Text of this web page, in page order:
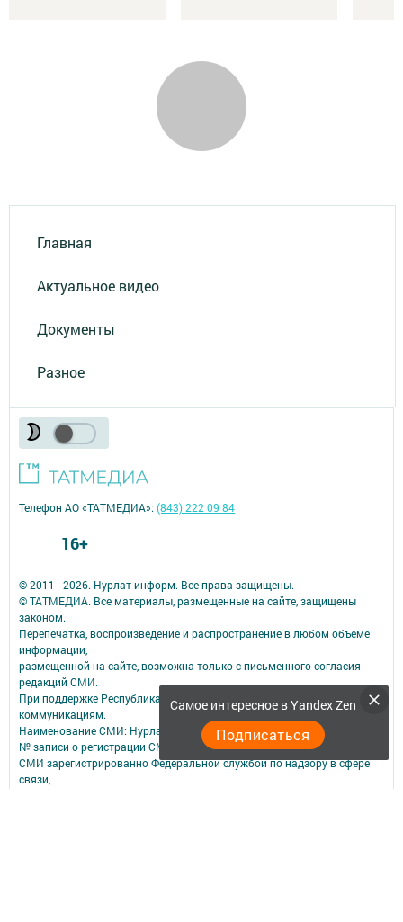
Главная
Актуальное видео
Документы
Разное
Самое интересное в Yandex Zen
Подписаться
© 2011 - 2026. Нурлат-⁠информ. Все права защищены.
© ТАТМЕДИА. Все материалы, размещенные на сайте, защищены
законом.
Перепечатка, воспроизведение и распространение в любом объеме
информации,
размещенной на сайте, возможна только с письменного согласия
редакций СМИ.
При поддержке Республиканского агентства по печати и массовым
коммуникациям.
Наименование СМИ: Нурлат-⁠информ
№ записи о регистрации СМИ, дата: ЭЛ № ФС 77 -⁠ 73782 от 05.10.2018
СМИ зарегистрированно Федеральной службой по надзору в сфере
связи,
Телефон АО «ТАТМЕДИА»:(843) 222 09 84
16+